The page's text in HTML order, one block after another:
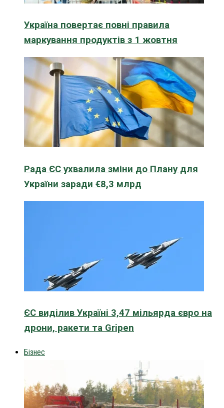
Україна повертає повні правила
маркування продуктів з 1 жовтня
Рада ЄС ухвалила зміни до Плану для
України заради €8,3 млрд
ЄС виділив Україні 3,47 мільярда євро на
дрони, ракети та Gripen
Бізнес